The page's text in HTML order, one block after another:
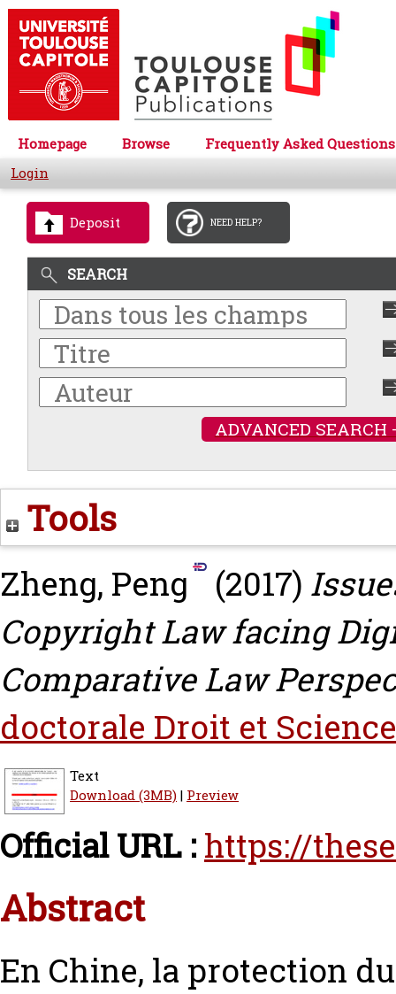
Homepage Browse
Frequently Asked Questions
Login
Deposit NEED HELP?
SEARCH
ADVANCED SEARCH
Tools
Zheng, Peng (2017)
Copyright Law facing
Comparative Law
doctorale Droit et
Text
Download (3MB)| Preview
Official URL : https://
Abstract
En Chine, la protection